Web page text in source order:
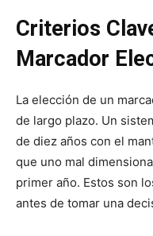
Criterios
Marcador
La elección de un
de largo plazo. Un
de diez años con el
que uno mal
primer año. Estos son
antes de tomar una